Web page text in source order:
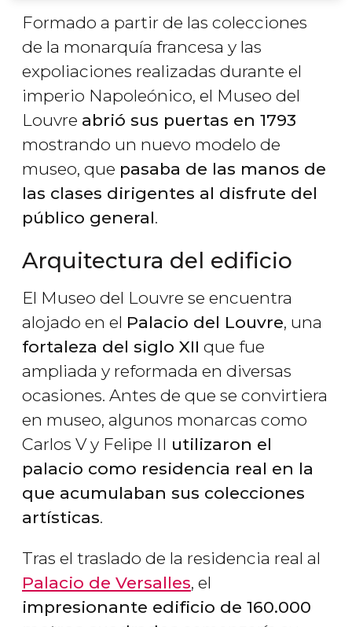
Formado a partir de las colecciones
de la monarquía francesa y las
expoliaciones realizadas durante el
imperio Napoleónico, el Museo del
Louvre abrió sus puertas en 1793
mostrando un nuevo modelo de
museo, que pasaba de las manos de
las clases dirigentes al disfrute del
público general.
Arquitectura del edificio
El Museo del Louvre se encuentra
alojado en el Palacio del Louvre, una
fortaleza del siglo XII que fue
ampliada y reformada en diversas
ocasiones. Antes de que se convirtiera
en museo, algunos monarcas como
Carlos V y Felipe II utilizaron el
palacio como residencia real en la
que acumulaban sus colecciones
artísticas.
Tras el traslado de la residencia real al
Palacio de Versalles, el
impresionante edificio de 160.000